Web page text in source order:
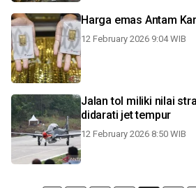
Harga emas Antam
12 February 2026 9:04 WIB
Jalan tol miliki nilai
didarati jet tempur
12 February 2026 8:50 WIB